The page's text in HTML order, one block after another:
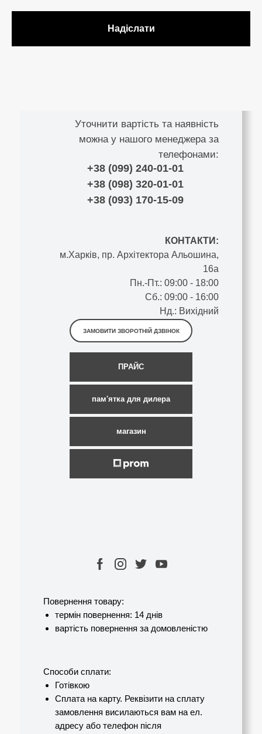
Надіслати
ЗАМОВИТИ ЗВОРОТНІЙ ДЗВІНОК
Уточнити вартість та наявність
можна у нашого менеджера за
телефонами:
КОНТАКТИ:
м.Харків, пр. Архітектора Альошина,
16а
Пн.-Пт.: 09:00 - 18:00
Сб.: 09:00 - 16:00
Нд.: Вихідний
ПРАЙС
пам'ятка для дилера
+38 (099) 240-01-01
+38 (098) 320-01-01
+38 (093) 170-15-09
магазин
Повернення товару:
термін повернення: 14 днів
вартість повернення за домовленістю
Cпособи сплати:
Готівкою
Сплата на карту. Реквізити на сплату
замовлення висилаються вам на ел.
адресу або телефон після